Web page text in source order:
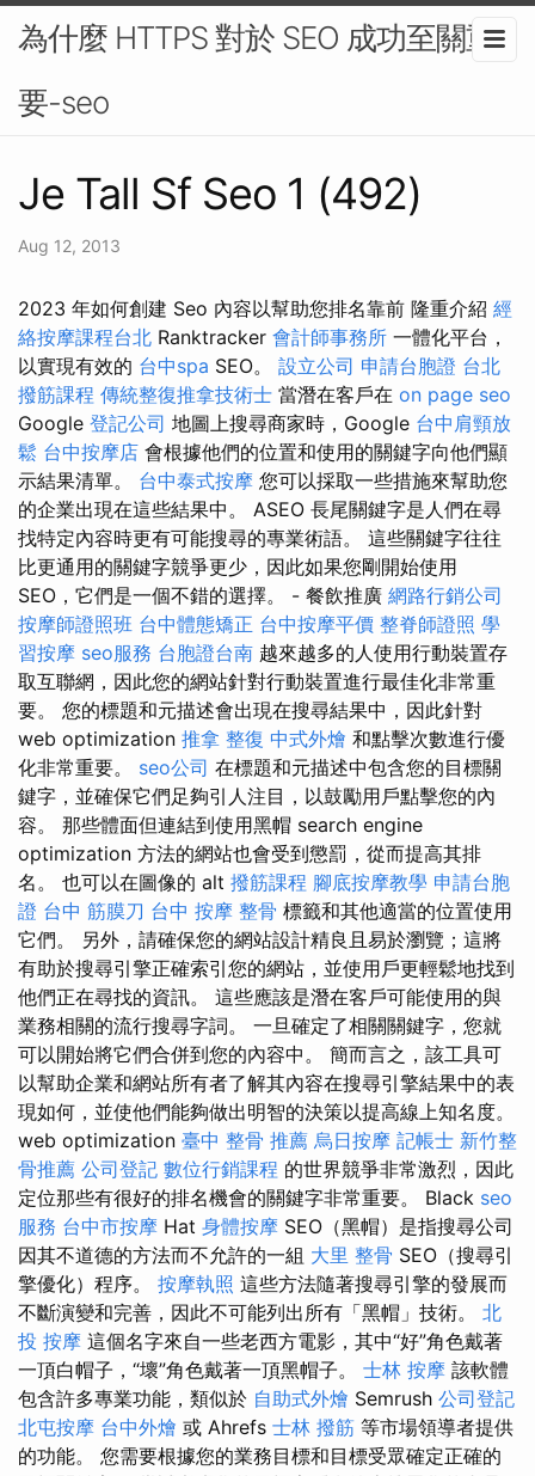
為什麼 HTTPS 對於 SEO 成功至關重
要-seo
Je Tall Sf Seo 1 (492)
Aug 12, 2013
2023 年如何創建 Seo 內容以幫助您排名靠前 隆重介紹 經
絡按摩課程台北 Ranktracker 會計師事務所 一體化平台，
以實現有效的 台中spa SEO。 設立公司 申請台胞證 台北
撥筋課程 傳統整復推拿技術士 當潛在客戶在 on page seo
Google 登記公司 地圖上搜尋商家時，Google 台中肩頸放
鬆 台中按摩店 會根據他們的位置和使用的關鍵字向他們顯
示結果清單。 台中泰式按摩 您可以採取一些措施來幫助您
的企業出現在這些結果中。 ASEO 長尾關鍵字是人們在尋
找特定內容時更有可能搜尋的專業術語。 這些關鍵字往往
比更通用的關鍵字競爭更少，因此如果您剛開始使用
SEO，它們是一個不錯的選擇。 - 餐飲推廣 網路行銷公司
按摩師證照班 台中體態矯正 台中按摩平價 整脊師證照 學
習按摩 seo服務 台胞證台南 越來越多的人使用行動裝置存
取互聯網，因此您的網站針對行動裝置進行最佳化非常重
要。 您的標題和元描述會出現在搜尋結果中，因此針對
web optimization 推拿 整復 中式外燴 和點擊次數進行優
化非常重要。 seo公司 在標題和元描述中包含您的目標關
鍵字，並確保它們足夠引人注目，以鼓勵用戶點擊您的內
容。 那些體面但連結到使用黑帽 search engine
optimization 方法的網站也會受到懲罰，從而提高其排
名。 也可以在圖像的 alt 撥筋課程 腳底按摩教學 申請台胞
證 台中 筋膜刀 台中 按摩 整骨 標籤和其他適當的位置使用
它們。 另外，請確保您的網站設計精良且易於瀏覽；這將
有助於搜尋引擎正確索引您的網站，並使用戶更輕鬆地找到
他們正在尋找的資訊。 這些應該是潛在客戶可能使用的與
業務相關的流行搜尋字詞。 一旦確定了相關關鍵字，您就
可以開始將它們合併到您的內容中。 簡而言之，該工具可
以幫助企業和網站所有者了解其內容在搜尋引擎結果中的表
現如何，並使他們能夠做出明智的決策以提高線上知名度。
web optimization 臺中 整骨 推薦 烏日按摩 記帳士 新竹整
骨推薦 公司登記 數位行銷課程 的世界競爭非常激烈，因此
定位那些有很好的排名機會的關鍵字非常重要。 Black seo
服務 台中市按摩 Hat 身體按摩 SEO（黑帽）是指搜尋公司
因其不道德的方法而不允許的一組 大里 整骨 SEO（搜尋引
擎優化）程序。 按摩執照 這些方法隨著搜尋引擎的發展而
不斷演變和完善，因此不可能列出所有「黑帽」技術。 北
投 按摩 這個名字來自一些老西方電影，其中“好”角色戴著
一頂白帽子，“壞”角色戴著一頂黑帽子。 士林 按摩 該軟體
包含許多專業功能，類似於 自助式外燴 Semrush 公司登記
北屯按摩 台中外燴 或 Ahrefs 士林 撥筋 等市場領導者提供
的功能。 您需要根據您的業務目標和目標受眾確定正確的